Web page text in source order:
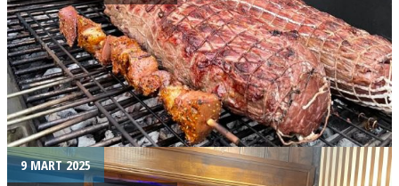
9 MART 2025